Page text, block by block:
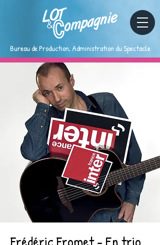
Bureau de Production, Administration du Spectacle